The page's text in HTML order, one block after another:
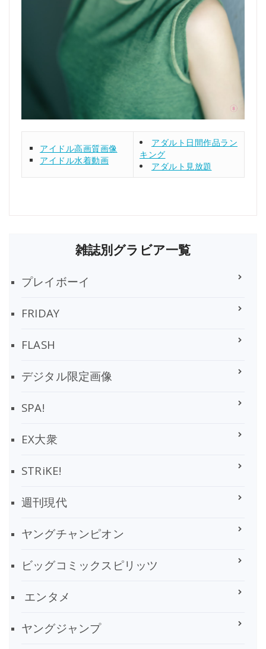
アイドル高画質画像
アイドル水着動画
アダルト日間作品ラン
キング
アダルト見放題
雑誌別グラビア一覧
プレイボーイ
FRIDAY
FLASH
デジタル限定画像
SPA!
EX大衆
STRiKE!
週刊現代
ヤングチャンピオン
ビッグコミックスピリッツ
エンタメ
ヤングジャンプ